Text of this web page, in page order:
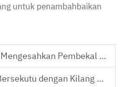
untuk penambahbaikan
Pembekal OEM Alat Ortopedik
dengan Kilang Alat Ortopedik